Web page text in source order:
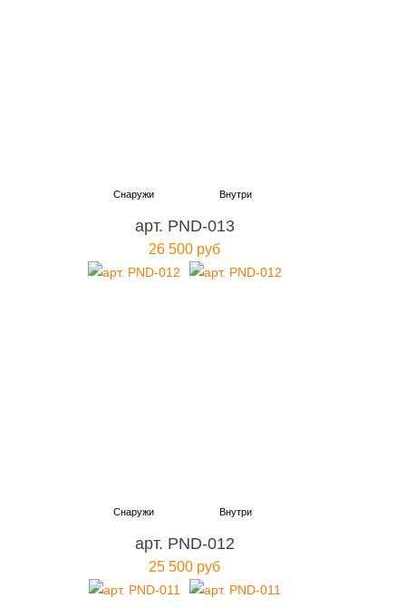
арт. PND-013
26 500 руб
арт. PND-012
25 500 руб